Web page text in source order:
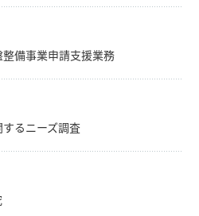
備事業申請支援業務
るニーズ調査